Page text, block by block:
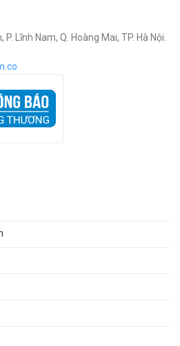
Lĩnh Nam, Q. Hoàng Mai, TP. Hà Nội.